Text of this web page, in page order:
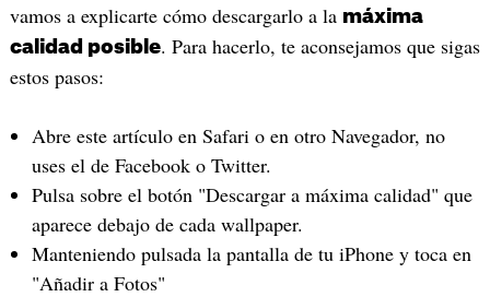
vamos a explicarte cómo descargarlo a la máxima
calidad posible. Para hacerlo, te aconsejamos que sigas
estos pasos:
Abre este artículo en Safari o en otro Navegador, no
uses el de Facebook o Twitter.
Pulsa sobre el botón "Descargar a máxima calidad" que
aparece debajo de cada wallpaper.
Manteniendo pulsada la pantalla de tu iPhone y toca en
"Añadir a Fotos"